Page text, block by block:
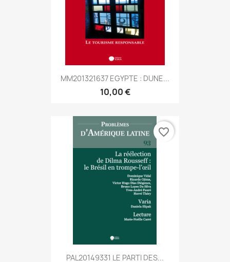
MM201321637 EGYPTE : DUNE...
10,00 €
PAL20149331 LE PARTI DES...
favorite_border